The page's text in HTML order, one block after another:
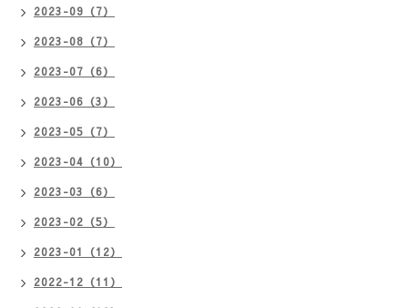
2023-09（7）
2023-08（7）
2023-07（6）
2023-06（3）
2023-05（7）
2023-04（10）
2023-03（6）
2023-02（5）
2023-01（12）
2022-12（11）